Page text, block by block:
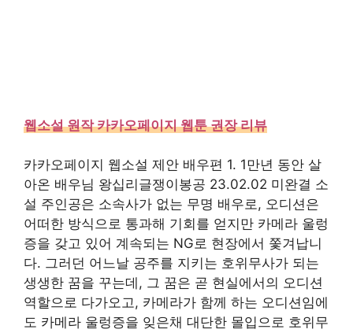
웹소설 원작 카카오페이지 웹툰 권장 리뷰
카카오페이지 웹소설 제안 배우편 1. 1만년 동안 살
아온 배우님 왕십리글쟁이봉공 23.02.02 미완결 소
설 주인공은 소속사가 없는 무명 배우로, 오디션은
어떠한 방식으로 통과해 기회를 얻지만 카메라 울렁
증을 갖고 있어 계속되는 NG로 현장에서 쫓겨납니
다. 그러던 어느날 공주를 지키는 호위무사가 되는
생생한 꿈을 꾸는데, 그 꿈은 곧 현실에서의 오디션
역할으로 다가오고, 카메라가 함께 하는 오디션임에
도 카메라 울렁증을 잊은채 대단한 몰입으로 호위무